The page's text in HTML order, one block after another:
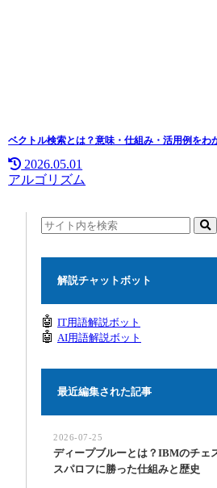
ベクトル検索とは？意味・仕組み・活用例をわ
2026.05.01
アルゴリズム
解説チャットボット
🤖 IT用語解説ボット
🤖 AI用語解説ボット
最近編集された記事
ディープブルーとは？IBMのチェ
スパロフに勝った仕組みと歴史
2026-07-25